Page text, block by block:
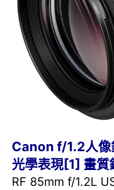
Canon f/1.2人像
光學表現[1] 畫質
RF 85mm f/1.2L